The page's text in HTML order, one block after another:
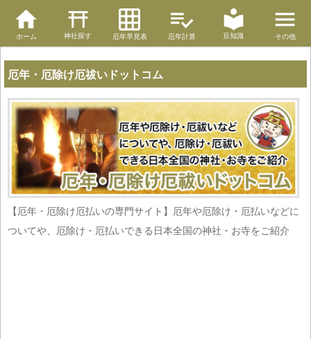
ホーム 神社探す 厄年早見表 厄年計算 豆知識 その他
厄年・厄除け厄祓いドットコム
【厄年・厄除け厄払いの専門サイト】厄年や厄除け・厄払いなどに
ついてや、厄除け・厄払いできる日本全国の神社・お寺をご紹介